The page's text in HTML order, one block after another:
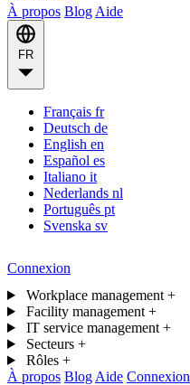
À propos Blog Aide
Français fr
Deutsch de
English en
Español es
Italiano it
Nederlands nl
Português pt
Svenska sv
Connexion
Workplace management +
Facility management +
IT service management +
Secteurs +
Rôles +
À propos Blog Aide Connexion